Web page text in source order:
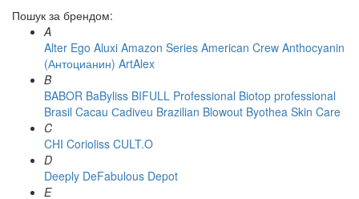
Пошук за брендом:
A
Alter Ego Aluxi Amazon Series American Crew Anthocyanin
(Антоцианин) ArtAlex
B
BABOR BaByliss BIFULL Professional Biotop professional
Brasil Cacau Сadiveu Brazilian Blowout Byothea Skin Care
C
CHI Corioliss CULT.O
D
Deeply DeFabulous Depot
E